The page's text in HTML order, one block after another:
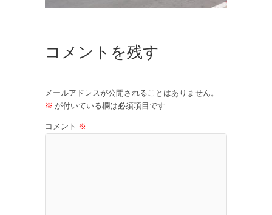
コメントを残す
メールアドレスが公開されることはありません。
※ が付いている欄は必須項目です
コメント ※